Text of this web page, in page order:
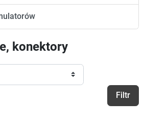
konektory
Filtr